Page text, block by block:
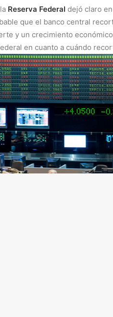
Reserva Federal dejó claro
que el banco central
y un crecimiento
en cuanto a cuándo